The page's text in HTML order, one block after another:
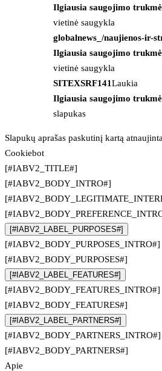
Ilgiausia saugojimo trukmė
vietinė saugykla
globalnews_/naujienos-ir-
Ilgiausia saugojimo trukmė
vietinė saugykla
SITEXSRF141Laukia
Ilgiausia saugojimo trukmė
slapukas
Slapukų aprašas paskutinį kartą
Cookiebot
[#IABV2_TITLE#]
[#IABV2_BODY_INTRO#]
[#IABV2_LABEL_PURPOSES#]
[#IABV2_BODY_PURPOSES_INTRO#]
[#IABV2_BODY_PURPOSES#]
[#IABV2_LABEL_FEATURES#]
[#IABV2_BODY_FEATURES_INTRO#]
[#IABV2_BODY_FEATURES#]
[#IABV2_LABEL_PARTNERS#]
[#IABV2_BODY_PARTNERS_INTRO#]
[#IABV2_BODY_PARTNERS#]
Apie